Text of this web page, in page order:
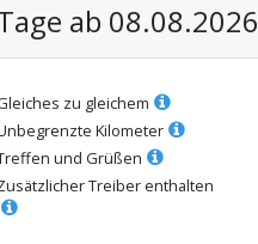
ab 08.08.2026
zu gleichem
Kilometer
und Grüßen
Treiber enthalten